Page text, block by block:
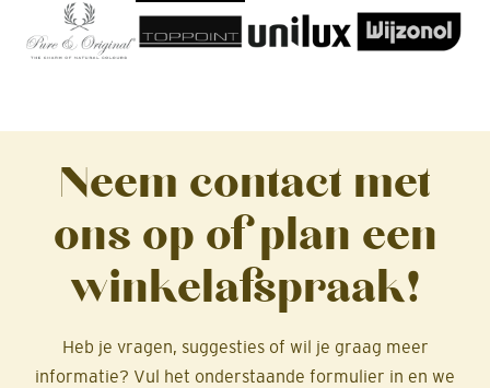
Neem contact met
ons op of plan een
winkelafspraak!
Heb je vragen, suggesties of wil je graag meer
informatie? Vul het onderstaande formulier in en we